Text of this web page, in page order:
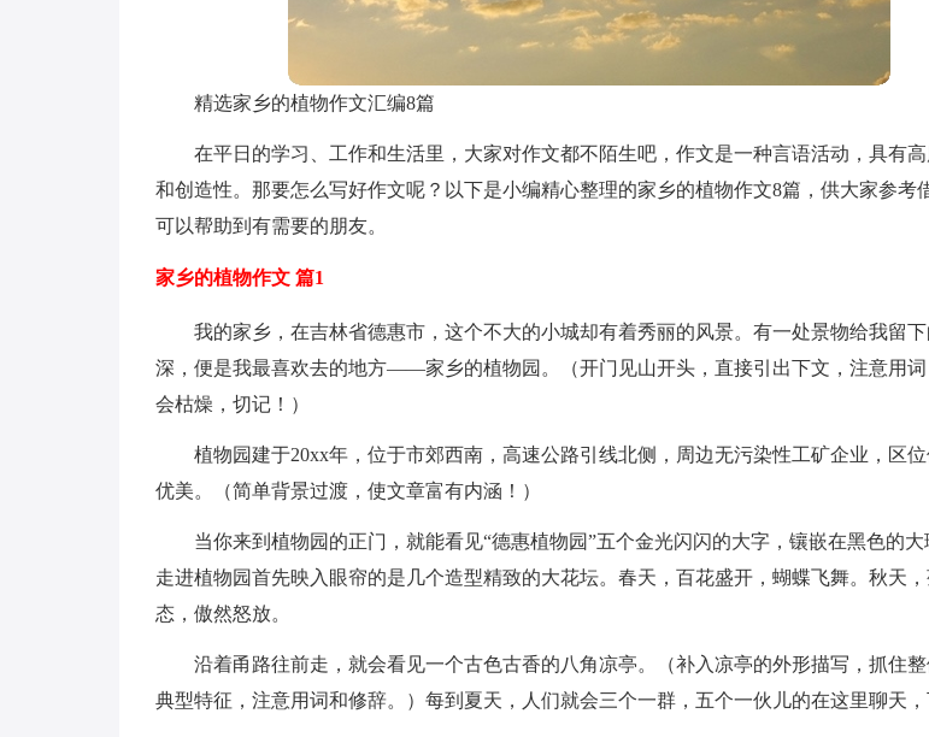
精选家乡的植物作文汇编8篇
在平日的学习、工作和生活里，大家对作文都不陌生吧，作文是一种言语活动，具有
和创造性。那要怎么写好作文呢？以下是小编精心整理的家乡的植物作文8篇，供大家参考
可以帮助到有需要的朋友。
家乡的植物作文 篇1
我的家乡，在吉林省德惠市，这个不大的小城却有着秀丽的风景。有一处景物给我留
深，便是我最喜欢去的地方——家乡的植物园。（开门见山开头，直接引出下文，注意用词
会枯燥，切记！）
植物园建于20xx年，位于市郊西南，高速公路引线北侧，周边无污染性工矿企业，区
优美。（简单背景过渡，使文章富有内涵！）
当你来到植物园的正门，就能看见“德惠植物园”五个金光闪闪的大字，镶嵌在黑色的大
走进植物园首先映入眼帘的是几个造型精致的大花坛。春天，百花盛开，蝴蝶飞舞。秋天
态，傲然怒放。
沿着甬路往前走，就会看见一个古色古香的八角凉亭。（补入凉亭的外形描写，抓住整
典型特征，注意用词和修辞。）每到夏天，人们就会三个一群，五个一伙儿的在这里聊天